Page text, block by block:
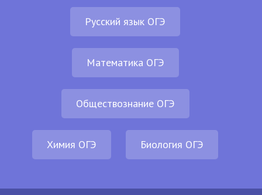
Русский язык ОГЭ
Математика ОГЭ
Обществознание ОГЭ
Химия ОГЭ Биология ОГЭ